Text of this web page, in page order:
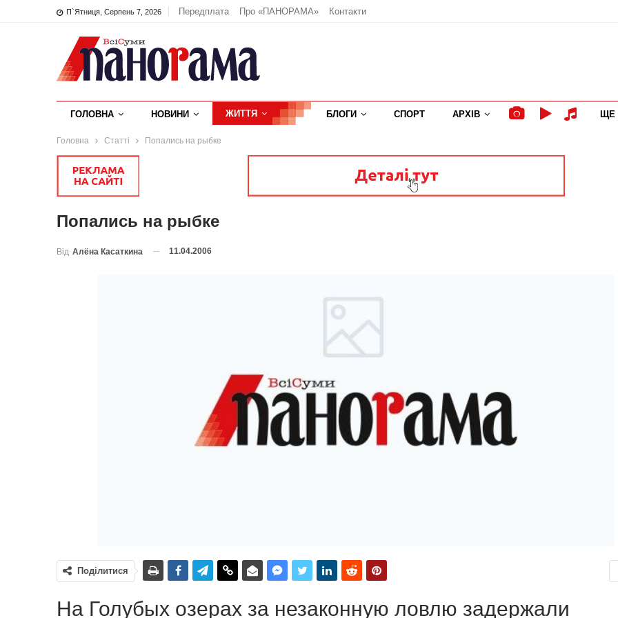
П`ятниця, Серпень 7, 2026 Передплата Про «ПАНОРАМА» Контакти
ГОЛОВНА НОВИНИ ЖИТТЯ БЛОГИ СПОРТ АРХІВ ЩЕ
Головна Статті Попались на рыбке
Попались на рыбке
Від Алёна Касаткина 11.04.2006
Поділитися
На Голубых озерах за незаконную ловлю задержали